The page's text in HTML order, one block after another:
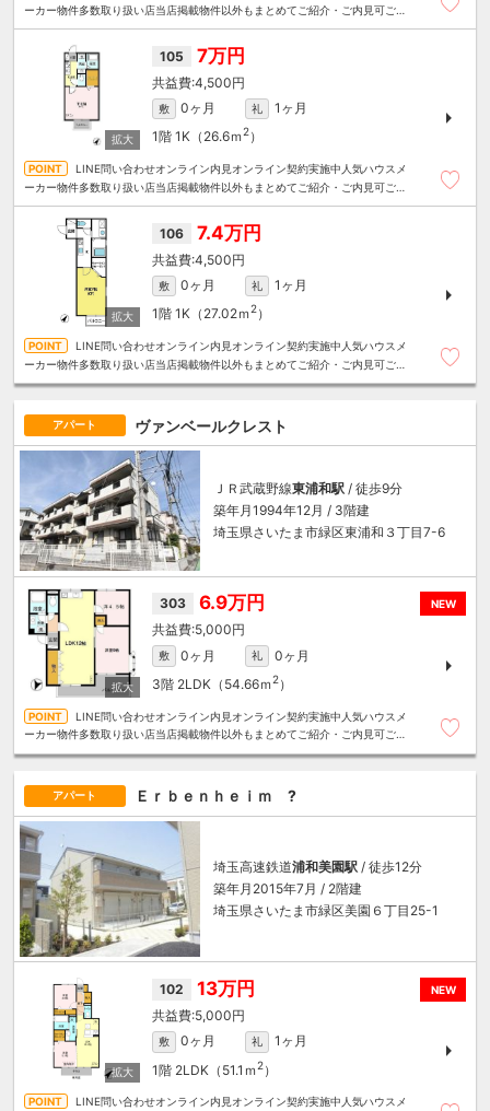
ーカー物件多数取り扱い店当店掲載物件以外もまとめてご紹介・ご内見可ご予
105 7万円
4,500円
敷 0ヶ月 礼
1ヶ月
1階 1K（26.6ｍ2）
LINE問い合わせオンライン内見オンライン契約実施中人気ハウスメ
ーカー物件多数取り扱い店当店掲載物件以外もまとめてご紹介・ご内見可ご予
106 7.4万円
4,500円
敷 0ヶ月 礼
1ヶ月
1階 1K（27.02ｍ2）
LINE問い合わせオンライン内見オンライン契約実施中人気ハウスメ
ーカー物件多数取り扱い店当店掲載物件以外もまとめてご紹介・ご内見可ご予
アパート ヴァンベールクレスト
ＪＲ武蔵野線東浦和駅 / 徒歩9分
築年月1994年12月 / 3階建
埼玉県さいたま市緑区東浦和３丁目7-6
NEW
303 6.9万円
5,000円
敷 0ヶ月 礼
0ヶ月
3階 2LDK（54.66ｍ 2）
LINE問い合わせオンライン内見オンライン契約実施中人気ハウスメ
ーカー物件多数取り扱い店当店掲載物件以外もまとめてご紹介・ご内見可ご予
アパート Ｅｒｂｅｎｈｅｉｍ ?
埼玉高速鉄道浦和美園駅 / 徒歩12分
築年月2015年7月 / 2階建
埼玉県さいたま市緑区美園６丁目25-1
NEW
102 13万円
5,000円
敷 0ヶ月 礼
1ヶ月
1階 2LDK（51.1ｍ 2）
LINE問い合わせオンライン内見オンライン契約実施中人気ハウスメ